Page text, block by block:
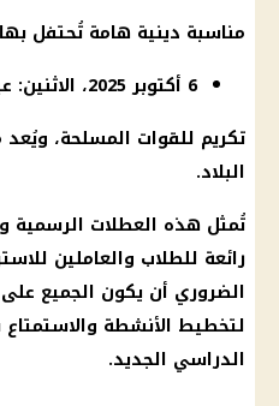
مناسبة دينية هامة تُحتفل
6 أكتوبر 2025، الاثنين: عيد القوات المسلحة.
تكريم للقوات المسلحة،
البلاد.
تُمثل هذه العطلات الرسمية
رائعة للطلاب والعاملين
الضروري أن يكون الجميع
لتخطيط الأنشطة
الدراسي الجديد.